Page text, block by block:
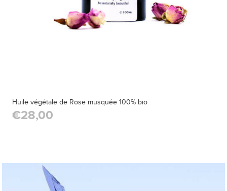
Huile végétale de Rose musquée 100% bio
€28,00